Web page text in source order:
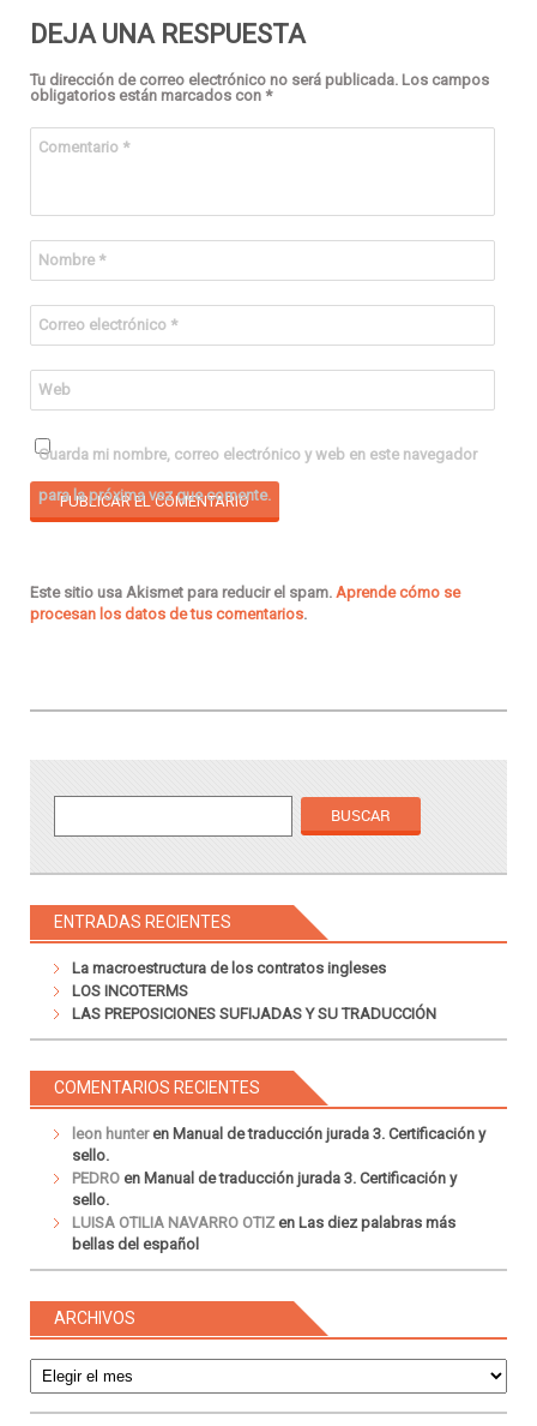
DEJA UNA RESPUESTA
Tu dirección de correo electrónico no será publicada. Los campos
obligatorios están marcados con *
Comentario *
Nombre *
Correo electrónico *
Web
Guarda mi nombre, correo electrónico y web en este navegador
para la próxima vez que comente.
Este sitio usa Akismet para reducir el spam. Aprende cómo se
procesan los datos de tus comentarios.
ENTRADAS RECIENTES
La macroestructura de los contratos ingleses
LOS INCOTERMS
LAS PREPOSICIONES SUFIJADAS Y SU TRADUCCIÓN
COMENTARIOS RECIENTES
leon hunteren Manual de traducción jurada 3. Certificación y
sello.
PEDRO en Manual de traducción jurada 3. Certificación y
sello.
LUISA OTILIA NAVARRO OTIZ en Las diez palabras más
bellas del español
ARCHIVOS